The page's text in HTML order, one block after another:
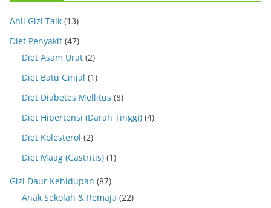
Ahli Gizi Talk (13)
Diet Penyakit (47)
Diet Asam Urat (2)
Diet Batu Ginjal (1)
Diet Diabetes Mellitus (8)
Diet Hipertensi (Darah Tinggi) (4)
Diet Kolesterol (2)
Diet Maag (Gastritis) (1)
Gizi Daur Kehidupan (87)
Anak Sekolah & Remaja (22)